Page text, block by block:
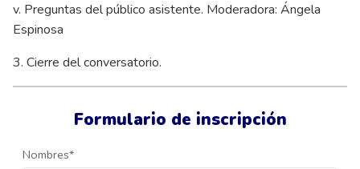
Formulario de inscripción
Nombres*
v. Preguntas del público asistente. Moderadora: Ángela
Espinosa
3. Cierre del conversatorio.